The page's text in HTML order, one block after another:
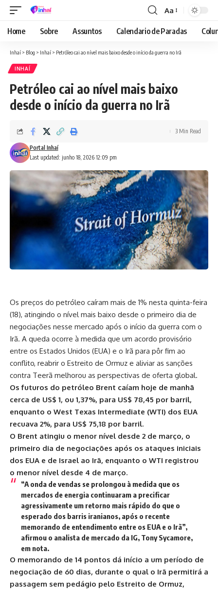
Font
Resizer
Aa
Home Sobre Assuntos Calendario de Paradas
Inhaí > Blog > Inhaí > Petróleo cai ao nível mais baixo desde o início da guerra no Irã
INHAÍ
Petróleo cai ao nível mais baixo
desde o início da guerra no Irã
Last updated: junho 18, 2026 12:09 pm
Portal Inhaí
3 Min Read
Os preços do petróleo caíram mais de 1% nesta quinta-feira
(18), atingindo o nível mais baixo desde o primeiro dia de
negociações nesse mercado após o início da guerra com o
Irã. A queda ocorre à medida que um acordo provisório
entre os Estados Unidos (EUA) e o Irã para pôr fim ao
conflito, reabrir o Estreito de Ormuz e aliviar as sanções
contra Teerã melhorou as perspectivas de oferta global.
Os futuros do petróleo Brent caíam hoje de manhã
cerca de US$ 1, ou 1,37%, para US$ 78,45 por barril,
enquanto o West Texas Intermediate (WTI) dos EUA
recuava 2%, para US$ 75,18 por barril.
O Brent atingiu o menor nível desde 2 de março, o
primeiro dia de negociações após os ataques iniciais
dos EUA e de Israel ao Irã, enquanto o WTI registrou
o menor nível desde 4 de março.
“A onda de vendas se prolongou à medida que os
mercados de energia continuaram a precificar
agressivamente um retorno mais rápido do que o
esperado dos barris iranianos, após o recente
memorando de entendimento entre os EUA e o Irã”,
afirmou o analista de mercado da IG, Tony Sycamore,
em nota.
O memorando de 14 pontos dá início a um período de
negociação de 60 dias, durante o qual o Irã permitirá a
passagem sem pedágio pelo Estreito de Ormuz,